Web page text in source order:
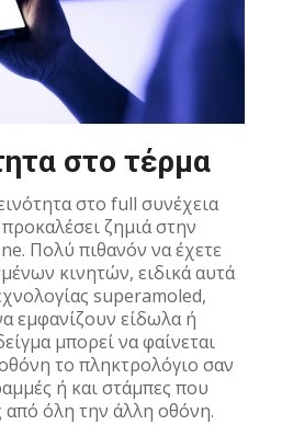
στο τέρμα
στο full συνέχεια
ζημιά στην
Πολύ πιθανόν να έχετε
κινητών, ειδικά αυτά
superamoled,
εμφανίζουν είδωλα ή
μπορεί να φαίνεται
το πληκτρολόγιο σαν
ή και στάμπες που
από όλη την άλλη οθόνη.